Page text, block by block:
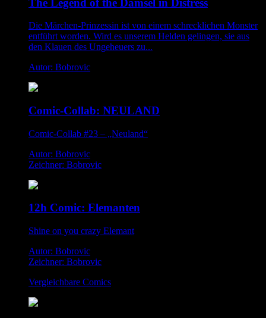
Die Märchen-Prinzessin ist von einem schrecklichen Monster
entführt worden. Wird es unserem Helden gelingen, sie aus
den Klauen des Ungeheuers zu...
Autor: Bobrovic
Comic-Collab: NEULAND
Comic-Collab #23 – „Neuland“
Autor: Bobrovic
Zeichner: Bobrovic
12h Comic: Elemanten
Shine on you crazy Elemant
Autor: Bobrovic
Zeichner: Bobrovic
Vergleichbare Comics